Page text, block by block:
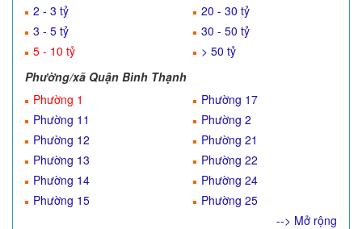
2 - 3 tỷ
3 - 5 tỷ
5 - 10 tỷ
20 - 30 tỷ
30 - 50 tỷ
> 50 tỷ
Phường/xã Quận Bình Thạnh
Phường 1
Phường 11
Phường 12
Phường 13
Phường 14
Phường 15
Phường 17
Phường 2
Phường 21
Phường 22
Phường 24
Phường 25
--> Mở rộng